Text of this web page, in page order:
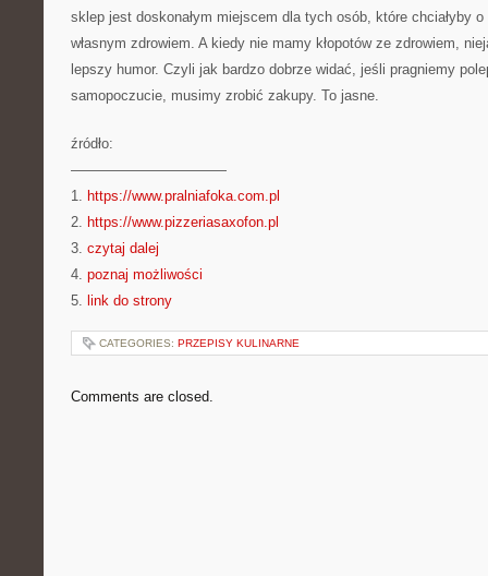
sklep jest doskonałym miejscem dla tych osób, które chciałyby
własnym zdrowiem. A kiedy nie mamy kłopotów ze zdrowiem,
lepszy humor. Czyli jak bardzo dobrze widać, jeśli pragniemy
samopoczucie, musimy zrobić zakupy. To jasne.
źródło:
———————————
1. https://www.pralniafoka.com.pl
2. https://www.pizzeriasaxofon.pl
3. czytaj dalej
4. poznaj możliwości
5. link do strony
CATEGORIES: PRZEPISY KULINARNE
Comments are closed.